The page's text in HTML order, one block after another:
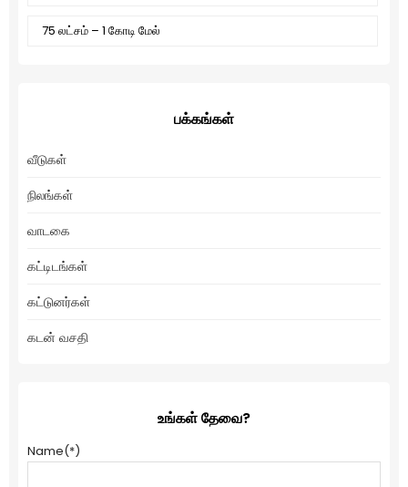
75 லட்சம் – 1 கோடி மேல்
பக்கங்கள்
வீடுகள்
நிலங்கள்
வாடகை
கட்டிடங்கள்
கட்டுனர்கள்
கடன் வசதி
உங்கள் தேவை?
Name(*)